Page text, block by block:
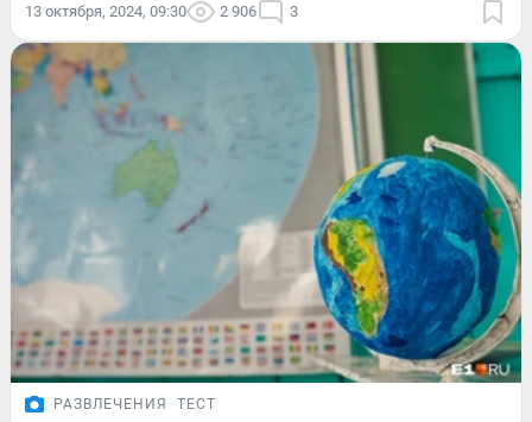
13 октября, 2024, 09:30 2 906 3
РАЗВЛЕЧЕНИЯ ТЕСТ